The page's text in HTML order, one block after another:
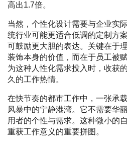
高出1.7倍。
当然，个性化设计需要与企业实
统行业可能更适合低调的定制方
可鼓励更大胆的表达。关键在于
装饰本身的价值，而在于员工被
为这种人性化需求投入时，收获
久的工作热情。
在快节奏的都市工作中，一张承
风暴中的宁静港湾。它不需要华
用者的个性与需求。这种微小的
重获工作意义的重要拼图。